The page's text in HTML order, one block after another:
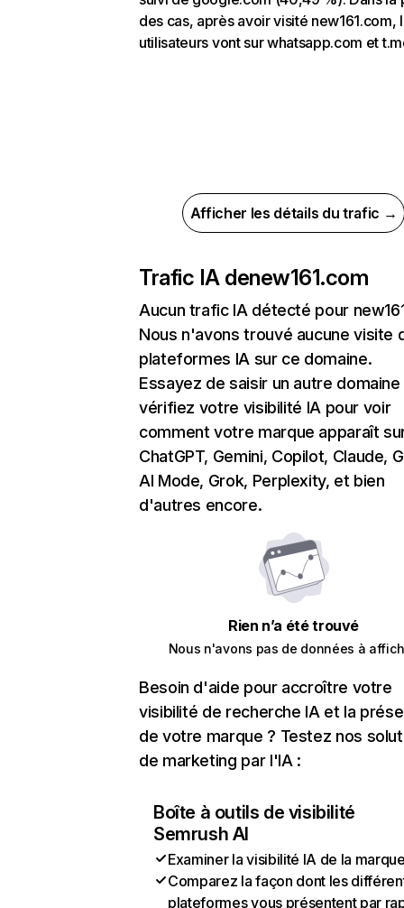
des cas, après avoir visité new161.com,
utilisateurs vont sur whatsapp.com et
Afficher les détails du trafic →
Trafic IA denew161.com
Aucun trafic IA détecté pour
Nous n'avons trouvé aucune visite
plateformes IA sur ce domaine.
Essayez de saisir un autre domaine
vérifiez votre visibilité IA pour voir
comment votre marque apparaît
ChatGPT, Gemini, Copilot, Claude,
AI Mode, Grok, Perplexity, et bien
d'autres encore.
Rien n’a été trouvé
Nous n'avons pas de données à
Besoin d'aide pour accroître votre
visibilité de recherche IA et la
de votre marque ? Testez nos
de marketing par l'IA :
Boîte à outils de visibilité
Semrush AI
Examiner la visibilité IA de la
Comparez la façon dont les
plateformes vous présentent par